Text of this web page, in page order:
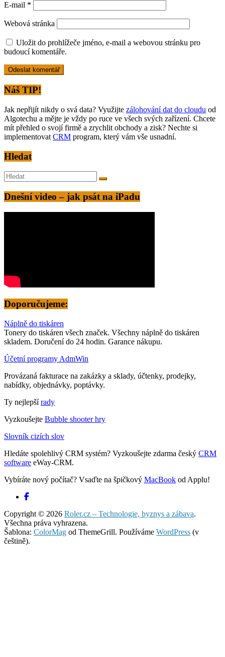
E-mail *
Webová stránka
Uložit do prohlížeče jméno, e-mail a webovou stránku pro
budoucí komentáře.
Alternative:
Náš TIP!
Jak nepřijít nikdy o svá data? Využijte zálohování dat do cloudu od
Algotechu a mějte je vždy po ruce ve všech svých zařízení. Chcete
mít přehled o svojí firmě a zrychlit obchody a zisk? Nechte si
implementovat CRM program, který vám vše usnadní.
Hledat
Dnešní video – jak psát na iPadu
Doporučujeme:
Náplně do tiskáren
Tonery do tiskáren všech značek. Všechny náplně do tiskáren
skladem. Doručení do 24 hodin. Garance nákupu.
Účetní programy AdmWin
Provázaná fakturace na zakázky a sklady, účtenky, prodejky,
nabídky, objednávky, poptávky.
Ty nejlepšírady
Vyzkoušejte Bubble shooter hry
Slovník cizích slov
Hledáte spolehlivý CRM systém? Vyzkoušejte zdarma český CRM
software eWay-CRM.
Vybíráte nový počítač? Vsaďte na špičkový MacBook od Applu!
Copyright © 2026 Roler.cz – Technologie, byznys a zábava.
Všechna práva vyhrazena.
Šablona: ColorMag od ThemeGrill. Používáme WordPress (v
češtině).